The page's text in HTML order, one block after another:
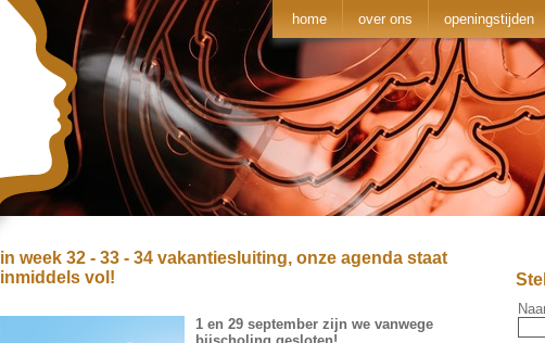
home over ons openingstijden
in week 32 - 33 - 34 vakantiesluiting, onze agenda staat
inmiddels vol!
1 en 29 september zijn we vanwege